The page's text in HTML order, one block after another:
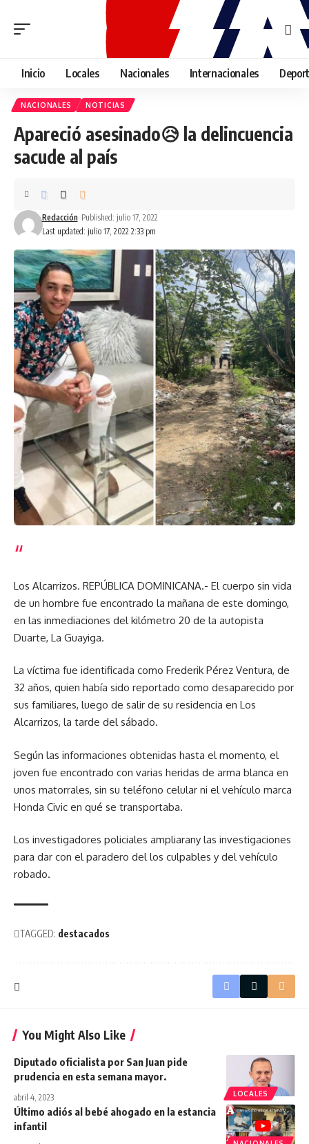
Inicio Locales Nacionales Internacionales
NACIONALES NOTICIAS
Apareció asesinado😥 la delincuencia
sacude al país
Last updated: julio 17, 2022 2:33 pm
Redacción Published: julio 17, 2022
Los Alcarrizos. REPÚBLICA DOMINICANA.- El cuerpo sin vida
de un hombre fue encontrado la mañana de este domingo,
en las inmediaciones del kilómetro 20 de la autopista
Duarte, La Guayiga.
La víctima fue identificada como Frederik Pérez Ventura, de
32 años, quien había sido reportado como desaparecido por
sus familiares, luego de salir de su residencia en Los
Alcarrizos, la tarde del sábado.
Según las informaciones obtenidas hasta el momento, el
joven fue encontrado con varias heridas de arma blanca en
unos matorrales, sin su teléfono celular ni el vehículo marca
Honda Civic en qué se transportaba.
Los investigadores policiales ampliarany las investigaciones
para dar con el paradero del los culpables y del vehículo
robado.
TAGGED: destacados
You Might Also Like
LOCALES
Diputado oficialista por San Juan pide
prudencia en esta semana mayor.
abril 4, 2023
Último adiós al bebé ahogado en la estancia
infantil